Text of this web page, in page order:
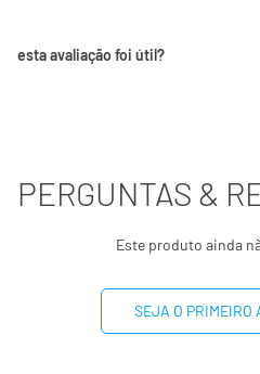
esta avaliação foi útil?
PERGUNTAS &
Este produto ainda
SEJA O PRIMEIRO